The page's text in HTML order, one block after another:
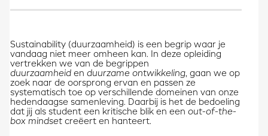
Sustainability (duurzaamheid) is een begrip waar je
vandaag niet meer omheen kan. In deze opleiding
vertrekken we van de begrippen
duurzaamheid en duurzame ontwikkeling, gaan we op
zoek naar de oorsprong ervan en passen ze
systematisch toe op verschillende domeinen van onze
hedendaagse samenleving. Daarbij is het de bedoeling
dat jij als student een kritische blik en een out-of-the-
box mindsetcreëert en hanteert.